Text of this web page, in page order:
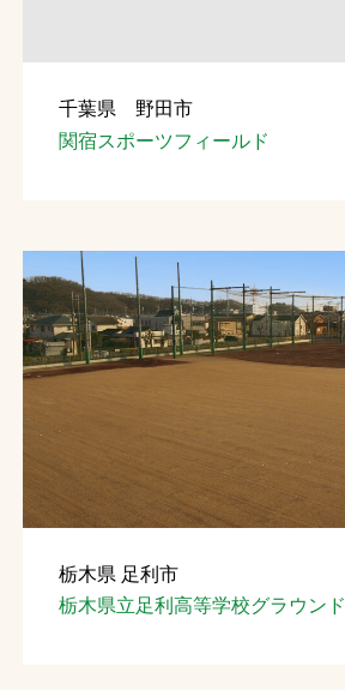
千葉県 野田市
関宿スポーツフィールド
栃木県 足利市
栃木県立足利高等学校グラウンド